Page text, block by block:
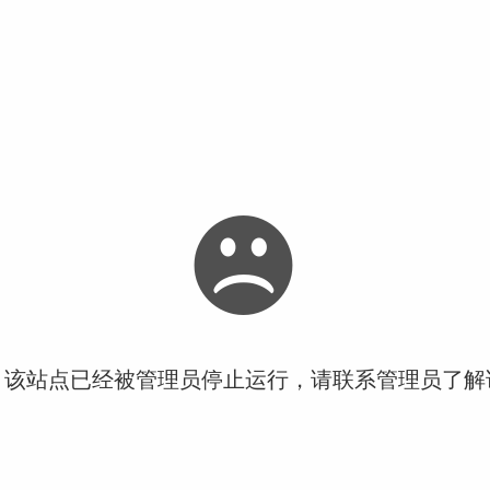
站点已经被管理员停止运行，请联系管理员了